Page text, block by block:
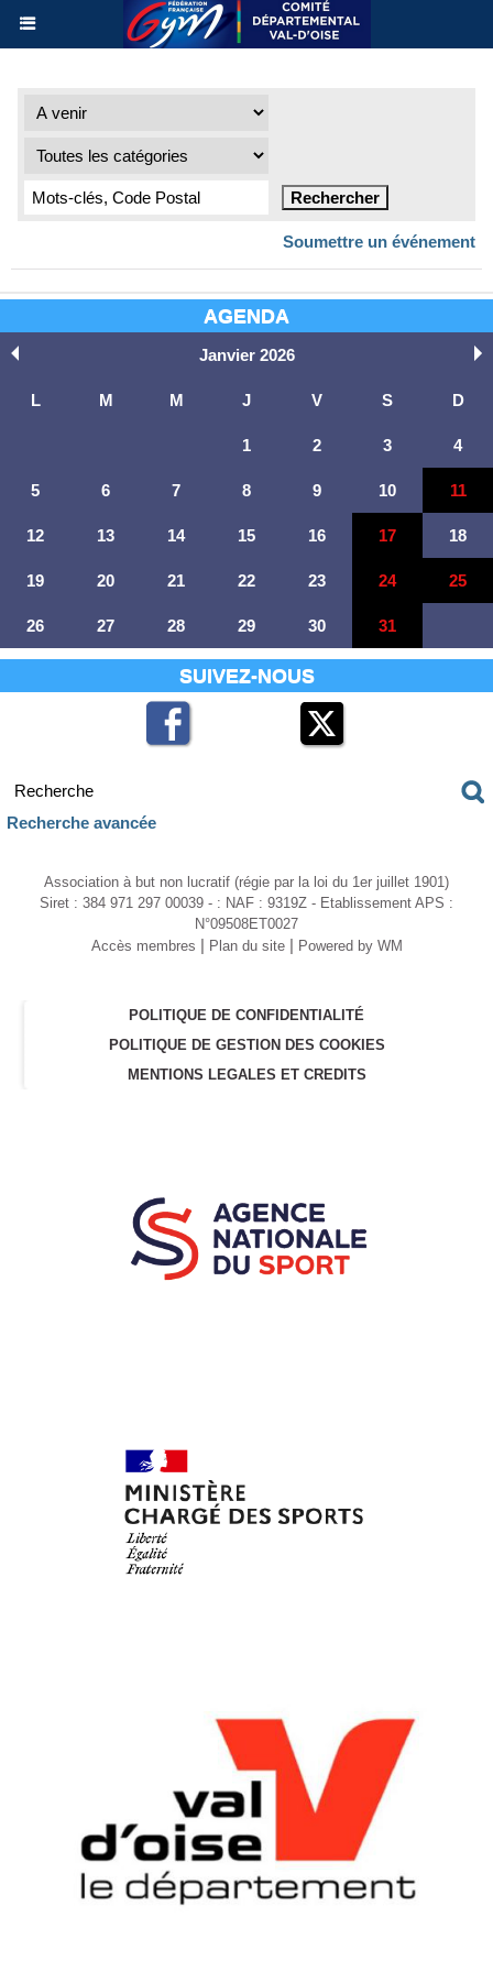
AGENDA
Janvier 2026
L M M J V S D
1 2 3 4
5 6 7 8 9 10 11
12 13 14 15 16 17 18
19 20 21 22 23 24 25
26 27 28 29 30 31
SUIVEZ-NOUS
Recherche avancée
Soumettre un événement
Association à but non lucratif (régie par la loi du 1er juillet 1901)
Siret : 384 971 297 00039 - : NAF : 9319Z - Etablissement APS :
N°09508ET0027
Accès membres | Plan du site | Powered by WM
POLITIQUE DE CONFIDENTIALITÉ
POLITIQUE DE GESTION DES COOKIES
MENTIONS LEGALES ET CREDITS